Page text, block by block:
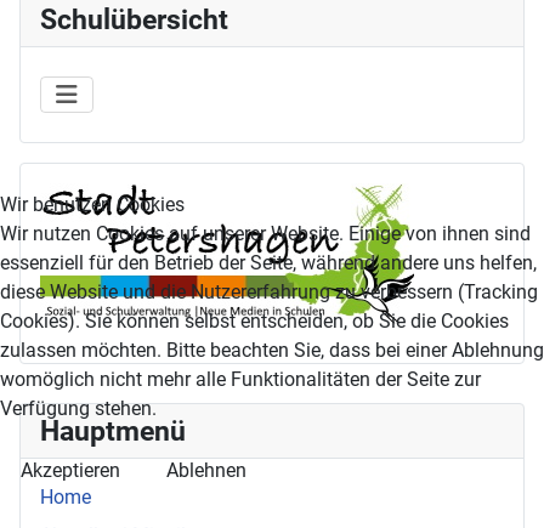
Hauptmenü
Home
Schulübersicht
Wir benutzen Cookies
Wir nutzen Cookies auf unserer Website. Einige von ihnen sind
essenziell für den Betrieb der Seite, während andere uns helfen,
diese Website und die Nutzererfahrung zu verbessern (Tracking
Cookies). Sie können selbst entscheiden, ob Sie die Cookies
zulassen möchten. Bitte beachten Sie, dass bei einer Ablehnung
womöglich nicht mehr alle Funktionalitäten der Seite zur
Verfügung stehen.
Akzeptieren Ablehnen